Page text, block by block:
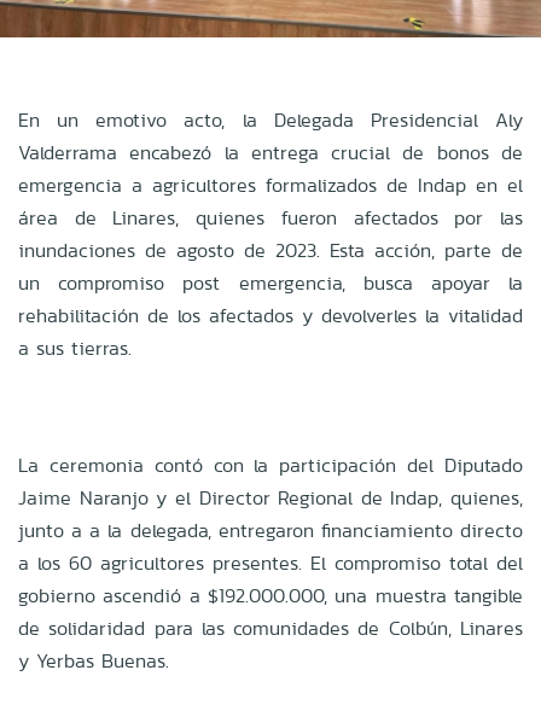
En un emotivo acto, la Delegada Presidencial Aly
Valderrama encabezó la entrega crucial de bonos de
emergencia a agricultores formalizados de Indap en el
área de Linares, quienes fueron afectados por las
inundaciones de agosto de 2023. Esta acción, parte de
un compromiso post emergencia, busca apoyar la
rehabilitación de los afectados y devolverles la vitalidad
a sus tierras.
La ceremonia contó con la participación del Diputado
Jaime Naranjo y el Director Regional de Indap, quienes,
junto a a la delegada, entregaron financiamiento directo
a los 60 agricultores presentes. El compromiso total del
gobierno ascendió a $192.000.000, una muestra tangible
de solidaridad para las comunidades de Colbún, Linares
y Yerbas Buenas.